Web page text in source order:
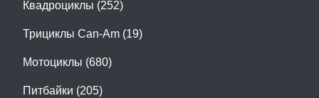
Квадроциклы (252)
Трициклы Can-Am (19)
Мотоциклы (680)
Питбайки (205)